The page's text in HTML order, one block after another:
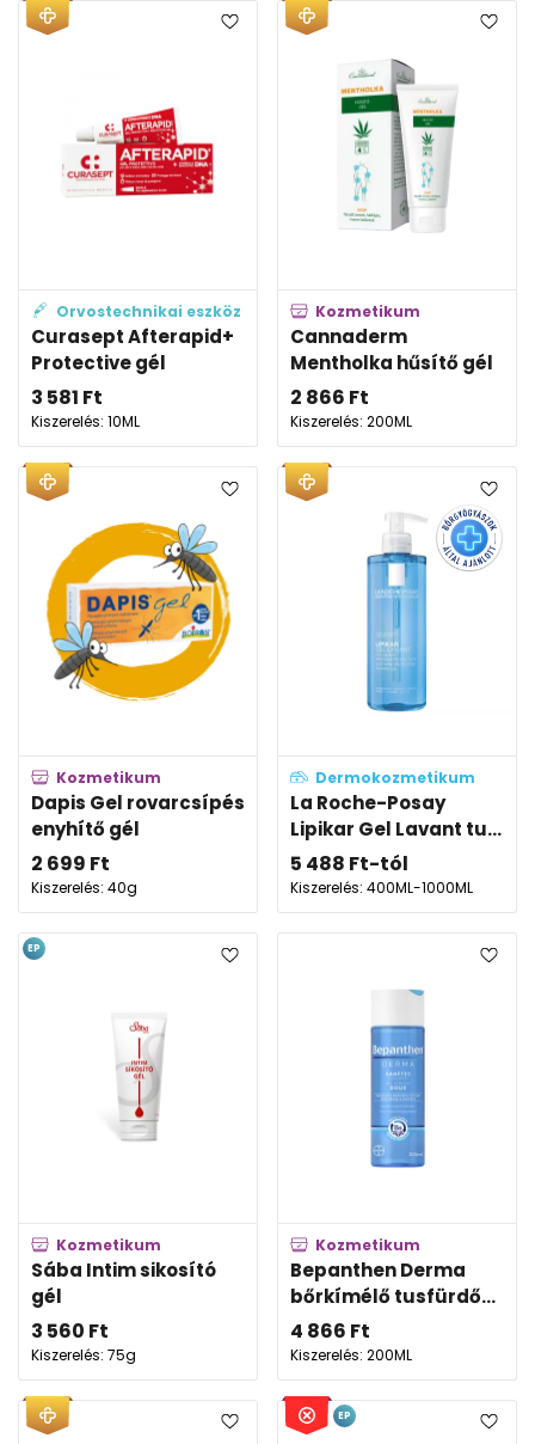
Orvostechnikai eszköz
Curasept Afterapid+
Protective gél
3 581 Ft
Kiszerelés: 10ML
Kozmetikum
Cannaderm
Mentholka hűsítő gél
2 866 Ft
Kiszerelés: 200ML
Kozmetikum
Dapis Gel rovarcsípés
enyhítő gél
2 699 Ft
Kiszerelés: 40g
Dermokozmetikum
La Roche-Posay
Lipikar Gel Lavant tu...
5 488 Ft-tól
Kiszerelés: 400ML-1000ML
Kozmetikum
Sába Intim sikosító
gél
3 560 Ft
Kiszerelés: 75g
EP
Kozmetikum
Bepanthen Derma
bőrkímélő tusfürdő...
4 866 Ft
Kiszerelés: 200ML
EP